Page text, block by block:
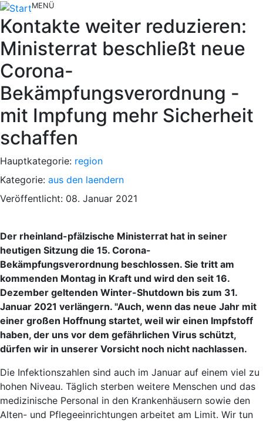
MENÜ
Kontakte weiter reduzieren:
Ministerrat beschließt neue
Corona-
Bekämpfungsverordnung -
mit Impfung mehr Sicherheit
schaffen
Hauptkategorie: region
Kategorie: aus den laendern
Veröffentlicht: 08. Januar 2021
Der rheinland-pfälzische Ministerrat hat in seiner
heutigen Sitzung die 15. Corona-
Bekämpfungsverordnung beschlossen. Sie tritt am
kommenden Montag in Kraft und wird den seit 16.
Dezember geltenden Winter-Shutdown bis zum 31.
Januar 2021 verlängern. "Auch, wenn das neue Jahr mit
einer großen Hoffnung startet, weil wir einen Impfstoff
haben, der uns vor dem gefährlichen Virus schützt,
dürfen wir in unserer Vorsicht noch nicht nachlassen.
Die Infektionszahlen sind auch im Januar auf einem viel zu
hohen Niveau. Täglich sterben weitere Menschen und das
medizinische Personal in den Krankenhäusern sowie den
Alten- und Pflegeeinrichtungen arbeitet am Limit. Wir tun